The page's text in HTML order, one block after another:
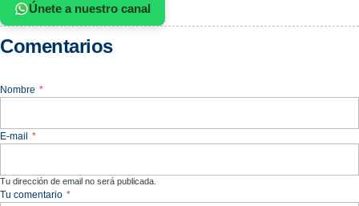
Únete a nuestro canal
Comentarios
Nombre *
E-mail *
Tu dirección de email no será publicada.
Tu comentario *